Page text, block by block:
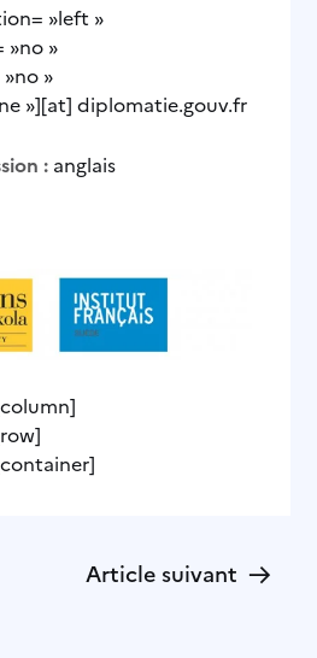
»left »
»no »
»
»][at] diplomatie.gouv.fr
: anglais
Article suivant →